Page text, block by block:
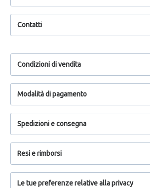
Contatti
Condizioni di vendita
Modalità di pagamento
Spedizioni e consegna
Resi e rimborsi
Le tue preferenze relative alla privacy